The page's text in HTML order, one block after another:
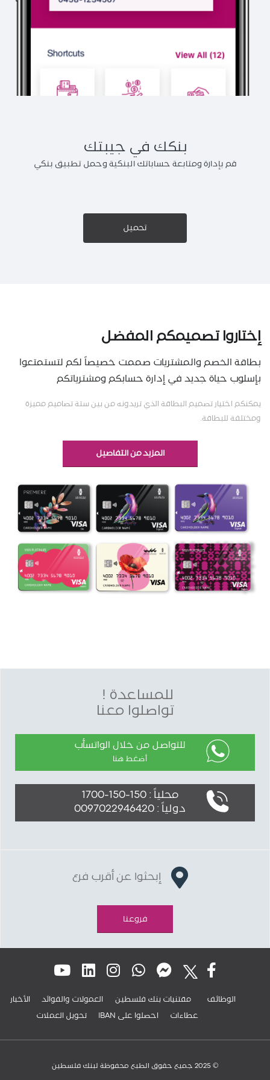
بنكك في جيبتك
قم بإدارة ومتابعة حساباتك البنكية وحمل تطبيق بنكي
تحميل
إختاروا تصميمكم المفضل
بطاقة الخصم والمشتريات صممت خصيصاً لكم لتستمتعوا
بإسلوب حياة جديد في إدارة حسابكم ومشترياتكم
يمكنكم اختيار تصميم البطاقة الذي تريدونه من بين ستة تصاميم مميزة
ومختلفة للبطاقة.
المزيد من التفاصيل
للمساعدة !
تواصلوا معنا
للتواصل من خلال الواتسأب
أضغط هنا
محلياً : 150-150-1700
دولياً : 0097022946420
إبحثوا عن أقرب فرع
فروعنا
الوظائف مقتنيات بنك فلسطين العمولات والفوائد الأخبار
عطاءات IBAN احصلوا على تحويل العملات
© 2025 جميع حقوق الطبع محفوظة لبنك فلسطين